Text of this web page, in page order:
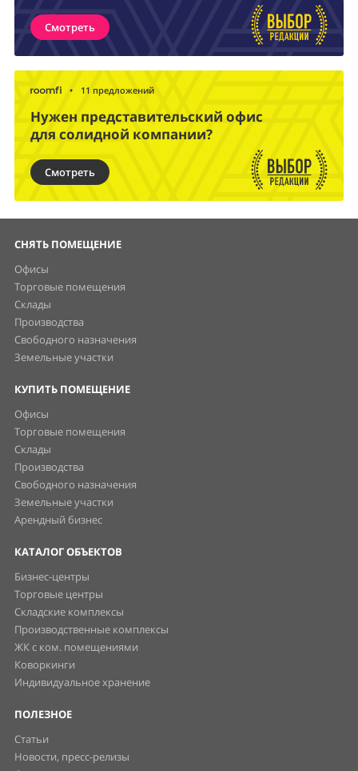
Смотреть
• 11 предложений
Нужен представительский офис
для солидной компании?
Смотреть
СНЯТЬ ПОМЕЩЕНИЕ
Офисы
Торговые помещения
Склады
Производства
Свободного назначения
Земельные участки
КУПИТЬ ПОМЕЩЕНИЕ
Офисы
Торговые помещения
Склады
Производства
Свободного назначения
Земельные участки
Арендный бизнес
КАТАЛОГ ОБЪЕКТОВ
Бизнес-центры
Торговые центры
Складские комплексы
Производственные комплексы
ЖК с ком. помещениями
Коворкинги
Индивидуальное хранение
ПОЛЕЗНОЕ
Статьи
Новости, пресс-релизы